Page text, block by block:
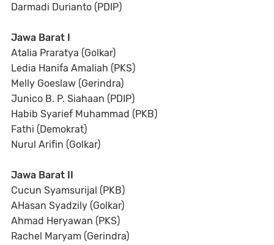
Darmadi Durianto (PDIP)
Jawa Barat I
Atalia Praratya (Golkar)
Ledia Hanifa Amaliah (PKS)
Melly Goeslaw (Gerindra)
Junico B. P. Siahaan (PDIP)
Habib Syarief Muhammad (PKB)
Fathi (Demokrat)
Nurul Arifin (Golkar)
Jawa Barat II
Cucun Syamsurijal (PKB)
AHasan Syadzily (Golkar)
Ahmad Heryawan (PKS)
Rachel Maryam (Gerindra)